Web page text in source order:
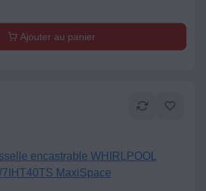
Ajouter au panier